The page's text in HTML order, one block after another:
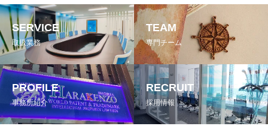
SERVICE
取扱業務
TEAM
専門チーム
PROFILE
事務所紹介
RECRUIT
採用情報